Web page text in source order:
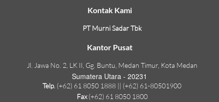
Kontak Kami
PT Murni Sadar Tbk
Kantor Pusat
Jl. Jawa No. 2, LK II, Gg. Buntu, Medan Timur, Kota Medan
Sumatera Utara - 20231
Telp. (+62) 61 8050 1888 || (+62) 61-80501900
Fax(+62) 61 8050 1800